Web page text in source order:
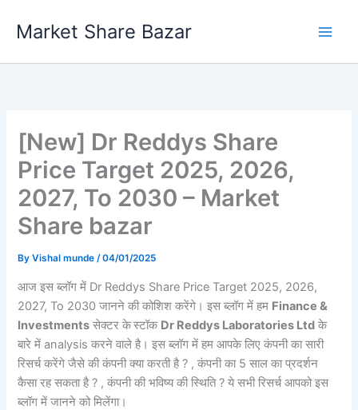
Market Share Bazar
[New] Dr Reddys Share
Price Target 2025, 2026,
2027, To 2030 – Market
Share bazar
ByVishal munde/04/01/2025
आज इस ब्लॉग में Dr Reddys Share Price Target 2025, 2026,
2027, To 2030 जानने की कोशिश करेंगे। इस ब्लॉग में हम Finance &
Investments सेक्टर केस्टॉक Dr Reddys Laboratories Ltd के
बारे में analysis करने वाले है। इस ब्लॉग में हम आपके लिए कंपनी का सारी
रिसर्च करेंगे जैसे की कंपनी क्या करती है ? , कंपनी का 5 साल का प्रदर्शन
कैसा रह सकता है ? , कंपनी की भविष्य की स्थिति ? ये सभी रिसर्च आपको इस
ब्लॉग में जानने को मिलेंगा।